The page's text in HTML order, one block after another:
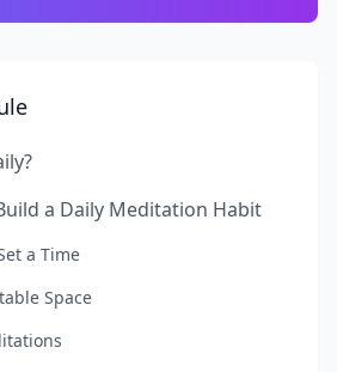
a Daily Meditation Habit
a Time
Space